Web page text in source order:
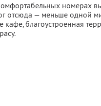
номерах
отсюда — меньше одной
благоустроенная